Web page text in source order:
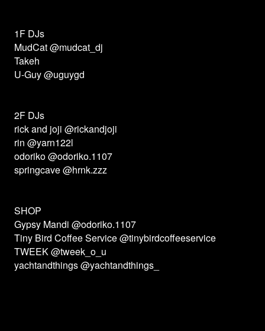
1F DJs
MudCat @mudcat_dj
Takeh
U-Guy @uguygd
2F DJs
rick and joji @rickandjoji
rin @yarn122l
odoriko @odoriko.1107
springcave @hrnk.zzz
SHOP
Gypsy Mandi @odoriko.1107
Tiny Bird Coffee Service @tinybirdcoffeeservice
TWEEK @tweek_o_u
yachtandthings @yachtandthings_